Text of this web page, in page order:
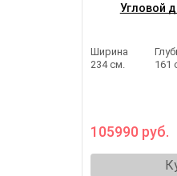
Угловой
Ширина
234 см.
161
105990 руб.